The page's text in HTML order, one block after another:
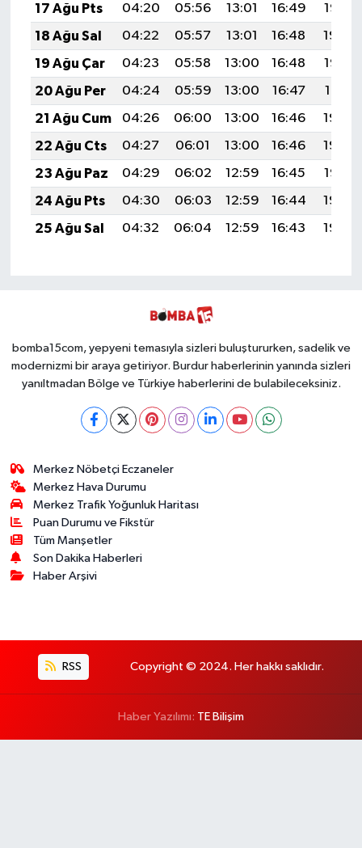
17 Ağu Pts
04:20 05:56 13:01 16:49
19:56
18 Ağu Sal
04:22 05:57 13:01 16:48
19:54
19 Ağu Çar
04:23 05:58 13:00 16:48
19:53
20 Ağu Per
04:24 05:59 13:00 16:47
19:51
21 Ağu Cum
04:26 06:00 13:00 16:46
19:50
22 Ağu Cts
04:27 06:01 13:00 16:46
19:48
23 Ağu Paz
04:29 06:02 12:59 16:45
19:47
24 Ağu Pts
04:30 06:03 12:59 16:44
19:45
25 Ağu Sal
04:32 06:04 12:59 16:43 19:44
bomba15com, yepyeni temasıyla sizleri buluştururken, sadelik ve
modernizmi bir araya getiriyor. Burdur haberlerinin yanında sizleri
yanıltmadan Bölge ve Türkiye haberlerini de bulabileceksiniz.
Merkez Nöbetçi Eczaneler
Merkez Hava Durumu
Merkez Trafik Yoğunluk Haritası
Puan Durumu ve Fikstür
Tüm Manşetler
Son Dakika Haberleri
Haber Arşivi
RSS Copyright © 2024. Her hakkı saklıdır.
Haber Yazılımı: TE Bilişim